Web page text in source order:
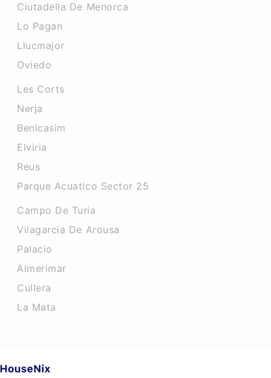
Ciutadella De Menorca
Lo Pagan
Llucmajor
Oviedo
Les Corts
Nerja
Benicasim
Elviria
Reus
Parque Acuatico Sector 25
Campo De Turia
Vilagarcia De Arousa
Palacio
Almerimar
Cullera
La Mata